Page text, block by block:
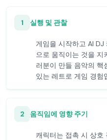
1 실행 및 관찰
게임을 시작하고 AI
으로 움직이는 것을 지
러분이 만들 음악의 핵
있는 레트로 게임 경험
2 움직임에 영향 주기
캐릭터는 접촉 시 상호